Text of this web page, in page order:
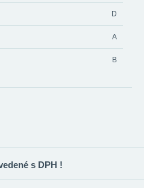
D
A
B
s DPH !